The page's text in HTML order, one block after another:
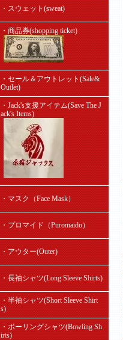
・スウェット(sweat)
・商品券(shopping ticket)
・セール＆アウトレット(Sale&
Outlet)
・Jack's支援アイテム(Save The J
ack's Items)
・マスク（Face Mask）
・プロマイド（Puromaido）
・アウター(Outer)
・長袖シャツ(Long Sleeve Shirts)
・半袖シャツ(Short Sleeve Shirt
s)
・ボーリングシャツ(Bowling Sh
irts)